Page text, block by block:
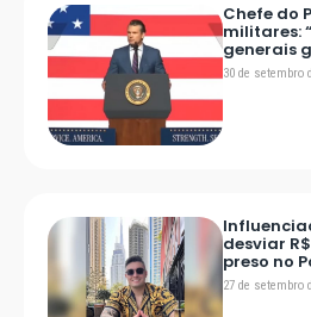
Chefe do
militares:
generais
30 de setembro
desviar
preso no
27 de setembro